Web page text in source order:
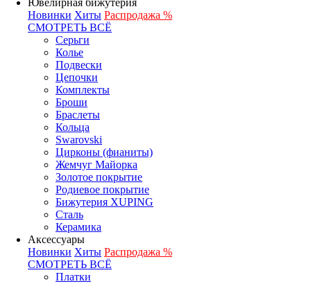
Ювелирная бижутерия
Новинки Хиты Распродажа %
СМОТРЕТЬ ВСЁ
Серьги
Колье
Подвески
Цепочки
Комплекты
Броши
Браслеты
Кольца
Swarovski
Цирконы (фианиты)
Жемчуг Майорка
Золотое покрытие
Родиевое покрытие
Бижутерия XUPING
Сталь
Керамика
Аксессуары
Новинки Хиты Распродажа %
СМОТРЕТЬ ВСЁ
Платки